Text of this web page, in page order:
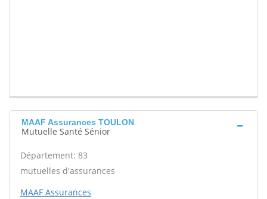
MAAF Assurances TOULON
Mutuelle Santé Sénior
Département: 83
mutuelles d'assurances
MAAF Assurances